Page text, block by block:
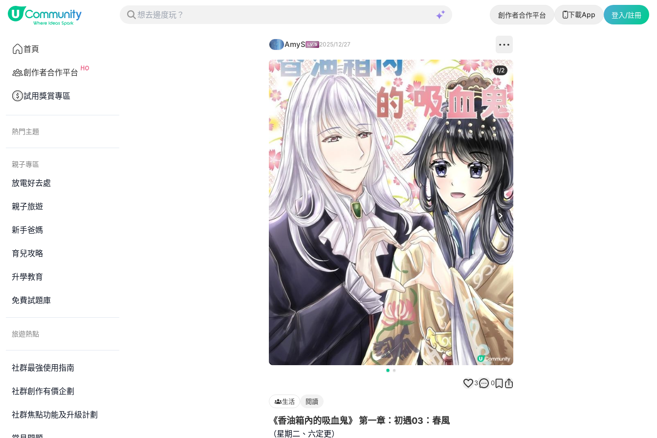
創作者合作平台 下載App 登入/註冊
首頁
創作者合作平台
試用獎賞專區
熱門主題
親子專區
放電好去處
親子旅遊
新手爸媽
育兒攻略
升學教育
免費試題庫
旅遊熱點
社群最強使用指南
社群創作有價企劃
社群焦點功能及升級計劃
AmyS 2025/12/27
Next slide
1/2
3 0
生活 閱讀
《香油箱內的吸血鬼》 第一章：初遇03：春風
（星期二、六定更）